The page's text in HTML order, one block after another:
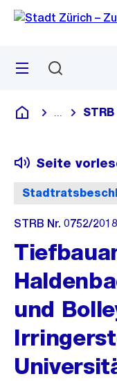
Navigation
Sprunglink
Menü
Deutsch
Blende alle
Seite
STRB Nr. 0752/2018
und